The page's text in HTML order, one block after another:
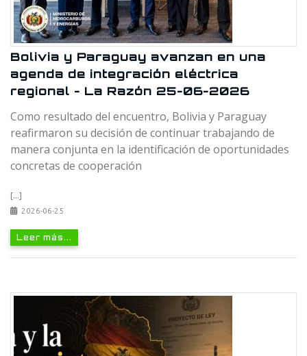
Bolivia y Paraguay avanzan en una
agenda de integración eléctrica
regional - La Razón 25-06-2026
Como resultado del encuentro, Bolivia y Paraguay
reafirmaron su decisión de continuar trabajando de
manera conjunta en la identificación de oportunidades
concretas de cooperación
[...]
2026-06-25
Leer más...